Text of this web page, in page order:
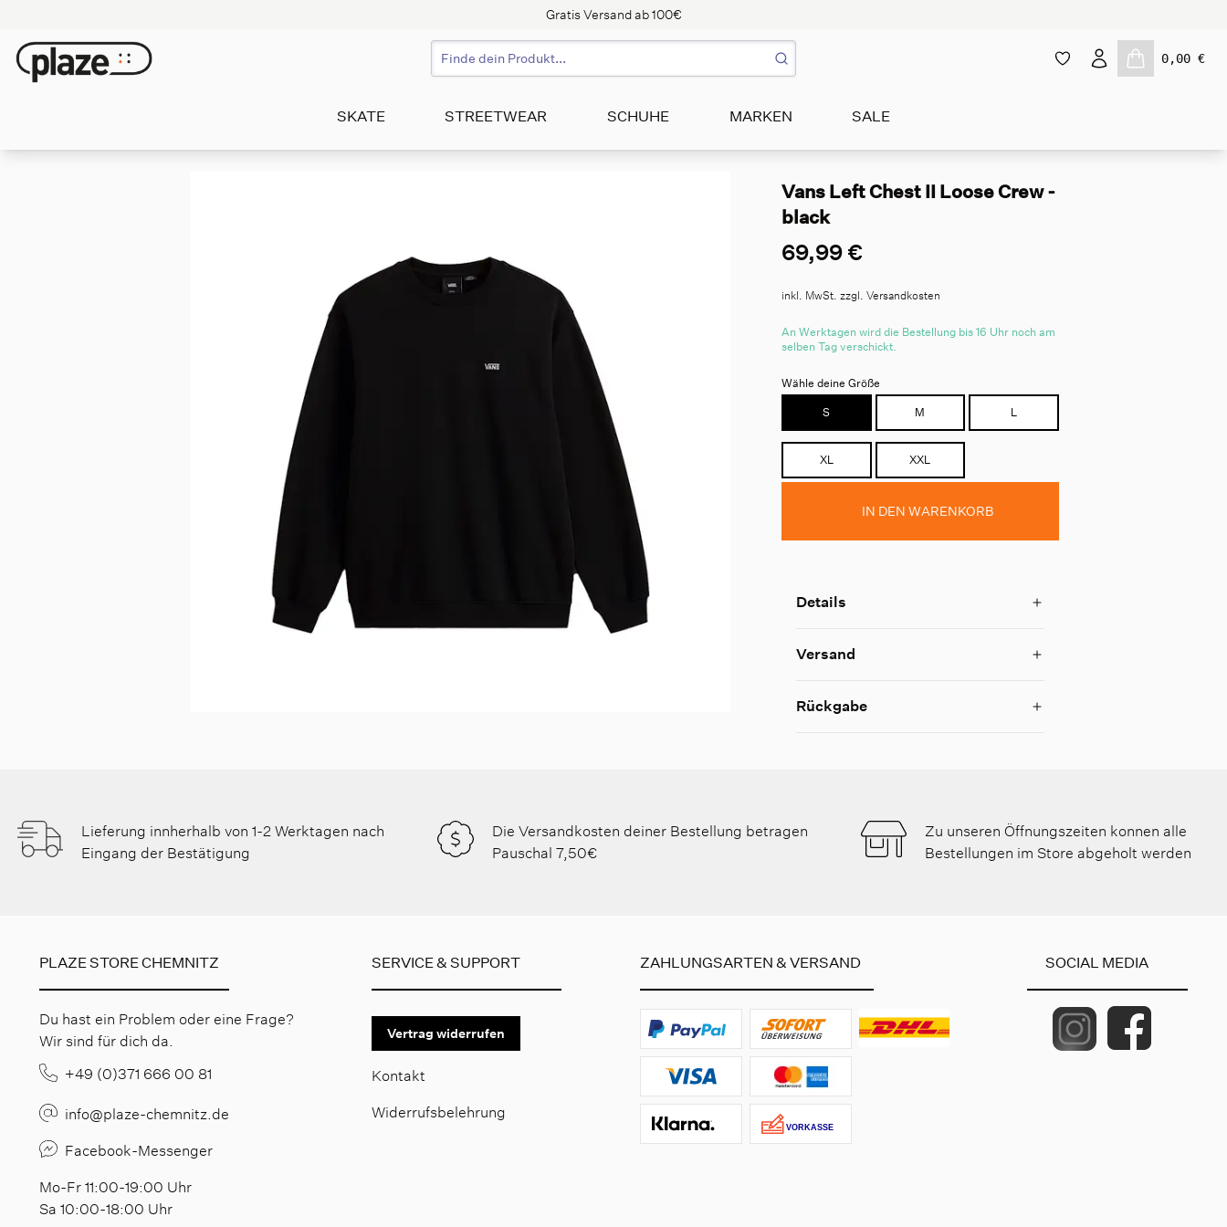
Gratis Versand ab 100€
0,00 €
SKATE STREETWEAR SCHUHE MARKEN SALE
Vans Left Chest II Loose Crew -
black
69,99 €
inkl. MwSt. zzgl. Versandkosten
An Werktagen wird die Bestellung bis 16 Uhr noch am
selben Tag verschickt.
Wähle deine Größe
S
M L
XL XXL
IN DEN WARENKORB
Details
Versand
Rückgabe
Lieferung innherhalb von 1-2 Werktagen nach
Eingang der Bestätigung
Die Versandkosten deiner Bestellung betragen
Pauschal 7,50€
Zu unseren Öffnungszeiten konnen alle
Bestellungen im Store abgeholt werden
PLAZE STORE CHEMNITZ
Du hast ein Problem oder eine Frage?
Wir sind für dich da.
+49 (0)371 666 00 81
info@plaze-chemnitz.de
Facebook-Messenger
Mo-Fr 11:00-19:00 Uhr
Sa 10:00-18:00 Uhr
SERVICE & SUPPORT
Vertrag widerrufen
Kontakt
Widerrufsbelehrung
ZAHLUNGSARTEN & VERSAND SOCIAL MEDIA